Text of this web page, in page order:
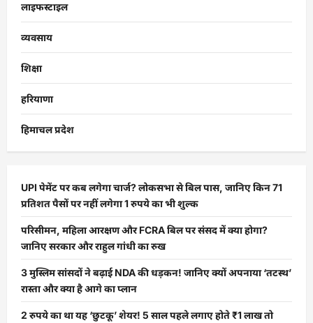
लाइफस्टाइल
व्यवसाय
शिक्षा
हरियाणा
हिमाचल प्रदेश
UPI पेमेंट पर कब लगेगा चार्ज? लोकसभा से बिल पास, जानिए किन 71
प्रतिशत पैसों पर नहीं लगेगा 1 रुपये का भी शुल्क
परिसीमन, महिला आरक्षण और FCRA बिल पर संसद में क्या होगा?
जानिए सरकार और राहुल गांधी का रुख
3 मुस्लिम सांसदों ने बढ़ाई NDA की धड़कन! जानिए क्यों अपनाया ‘तटस्थ’
रास्ता और क्या है आगे का प्लान
2 रुपये का था यह ‘छुटकू’ शेयर! 5 साल पहले लगाए होते ₹1 लाख तो